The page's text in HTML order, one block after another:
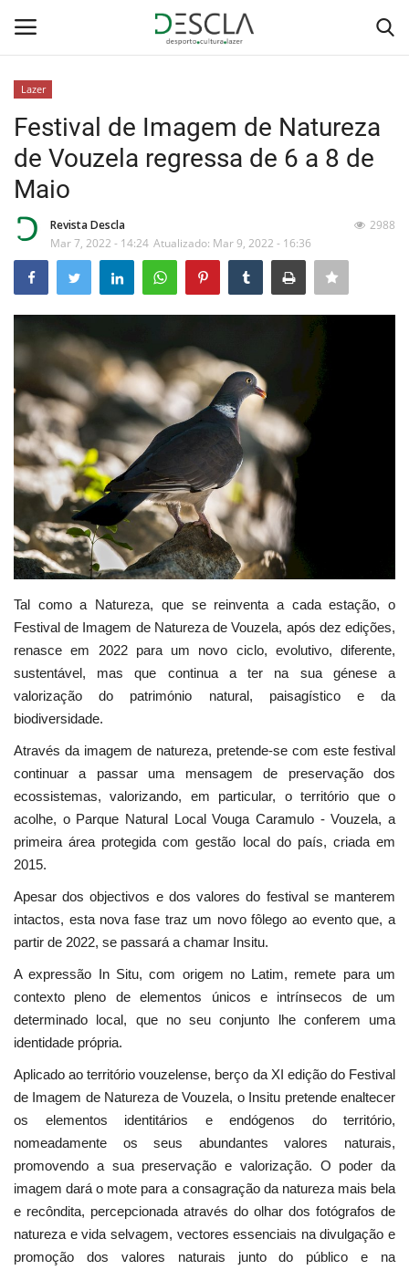
Home
Desporto
Sobre Nós
Educação
Estatuto Editorial
Saúde
Ficha técnica
Cultura
Lazer
Ambiente
Lazer
Festival de Imagem de Natureza
de Vouzela regressa de 6 a 8 de
Maio
Revista Descla
Mar 7, 2022 - 14:24 Atualizado: Mar 9, 2022 - 16:36
2988
Tal como a Natureza, que se reinventa a cada estação, o
Festival de Imagem de Natureza de Vouzela, após dez edições,
renasce em 2022 para um novo ciclo, evolutivo, diferente,
sustentável, mas que continua a ter na sua génese a
valorização do património natural, paisagístico e da
biodiversidade.
Através da imagem de natureza, pretende-se com este festival
continuar a passar uma mensagem de preservação dos
ecossistemas, valorizando, em particular, o território que o
acolhe, o Parque Natural Local Vouga Caramulo - Vouzela, a
primeira área protegida com gestão local do país, criada em
2015.
Apesar dos objectivos e dos valores do festival se manterem
intactos, esta nova fase traz um novo fôlego ao evento que, a
partir de 2022, se passará a chamar Insitu.
A expressão In Situ, com origem no Latim, remete para um
contexto pleno de elementos únicos e intrínsecos de um
determinado local, que no seu conjunto lhe conferem uma
identidade própria.
Aplicado ao território vouzelense, berço da XI edição do Festival
de Imagem de Natureza de Vouzela, o Insitu pretende enaltecer
os elementos identitários e endógenos do território,
nomeadamente os seus abundantes valores naturais,
promovendo a sua preservação e valorização. O poder da
imagem dará o mote para a consagração da natureza mais bela
e recôndita, percepcionada através do olhar dos fotógrafos de
natureza e vida selvagem, vectores essenciais na divulgação e
promoção dos valores naturais junto do público e na